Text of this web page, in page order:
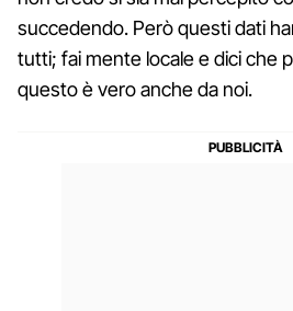
succedendo. Però questi dati
tutti; fai mente locale e dici che
questo è vero anche da noi.